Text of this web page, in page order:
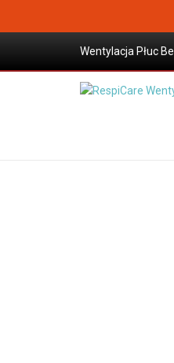
Wentylacja Płuc
Sklep / Produkty